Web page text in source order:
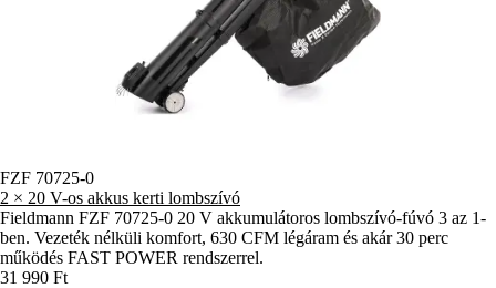
FZF 70725-0
2 × 20 V-os akkus kerti lombszívó
Fieldmann FZF 70725-0 20 V akkumulátoros lombszívó-fúvó 3 az 1-
ben. Vezeték nélküli komfort, 630 CFM légáram és akár 30 perc
működés FAST POWER rendszerrel.
31 990 Ft